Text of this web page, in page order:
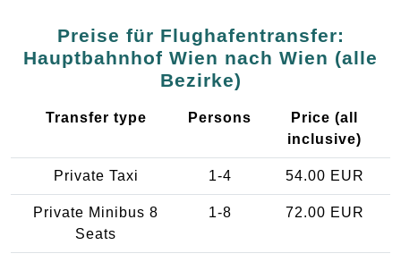
Preise für Flughafentransfer:
Hauptbahnhof Wien nach Wien (alle
Bezirke)
Transfer type Persons
Price (all
inclusive)
Private Taxi 1-4 54.00 EUR
Private Minibus 8
Seats
1-8 72.00 EUR